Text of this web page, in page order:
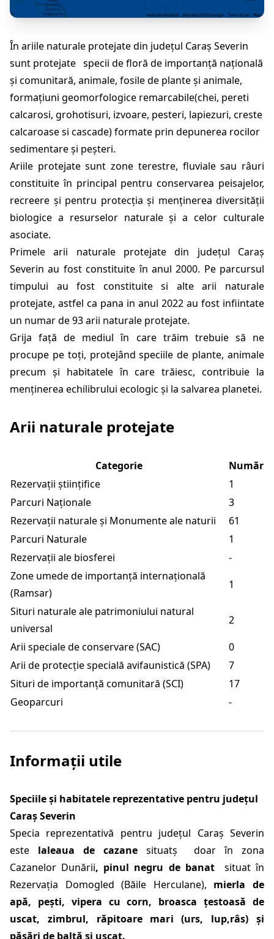
În ariile naturale protejate din județul Caraș Severin
sunt protejate specii de floră de importanță națională
și comunitară, animale, fosile de plante și animale,
formațiuni geomorfologice remarcabile(chei, pereti
calcarosi, grohotisuri, izvoare, pesteri, lapiezuri, creste
calcaroase si cascade) formate prin depunerea rocilor
sedimentare și peșteri.
Ariile protejate sunt zone terestre, fluviale sau râuri
constituite în principal pentru conservarea peisajelor,
recreere și pentru protecția și menținerea diversității
biologice a resurselor naturale și a celor culturale
asociate.
Primele arii naturale protejate din județul Caraș
Severin au fost constituite în anul 2000. Pe parcursul
timpului au fost constituite si alte arii naturale
protejate, astfel ca pana in anul 2022 au fost infiintate
un numar de 93 arii naturale protejate.
Grija față de mediul în care trăim trebuie să ne
procupe pe toți, protejând speciile de plante, animale
precum și habitatele în care trăiesc, contribuie la
menținerea echilibrului ecologic și la salvarea planetei.
Arii naturale protejate
Categorie
Număr
Rezervații științifice
1
Parcuri Naționale
3
Rezervații naturale și Monumente ale naturii
61
Parcuri Naturale
1
Rezervații ale biosferei
-
Zone umede de importanță internațională
(Ramsar)
1
Situri naturale ale patrimoniului natural
universal
2
Arii speciale de conservare (SAC)
0
Arii de protecție specială avifaunistică (SPA)
7
Situri de importanță comunitară (SCI)
17
Geoparcuri
-
Informații utile
Speciile și habitatele reprezentative pentru județul
Caraș Severin
Specia reprezentativă pentru județul Caraș Severin
este laleaua de cazane situatș
doar în zona
Cazanelor Dunării, pinul negru de banatsituat în
Rezervația Domogled (Băile Herculane), mierla de
apă, pești, vipera cu corn, broasca țestoasă de
uscat, zimbrul, răpitoare mari (urs, lup,râs) și
păsări de baltă și uscat.